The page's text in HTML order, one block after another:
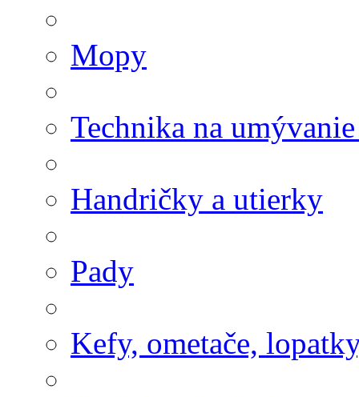
Mopy
Technika na
Handričky a utierky
Pady
Kefy, ometače,